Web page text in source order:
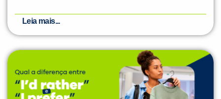
Leia mais...